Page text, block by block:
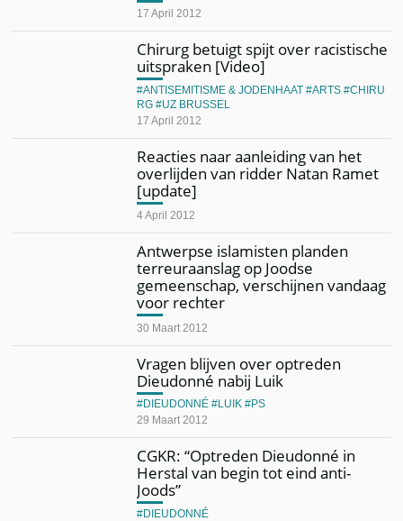
17 April 2012
Chirurg betuigt spijt over racistische
uitspraken [Video]
17 April 2012
ANTISEMITISME & JODENHAAT ARTS
CHIRU
RG
UZ BRUSSEL
Reacties naar aanleiding van het
overlijden van ridder Natan Ramet
[update]
4 April 2012
Antwerpse islamisten planden
terreuraanslag op Joodse
gemeenschap, verschijnen vandaag
voor rechter
30 Maart 2012
Vragen blijven over optreden
Dieudonné nabij Luik
29 Maart 2012
DIEUDONNÉ LUIK PS
CGKR: “Optreden Dieudonné in
Herstal van begin tot eind anti-
Joods”
DIEUDONNÉ